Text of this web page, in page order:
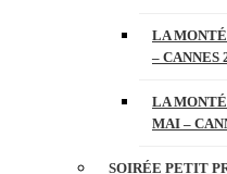
LA
– CANNES
LA
MAI –
SOIRÉE PETIT